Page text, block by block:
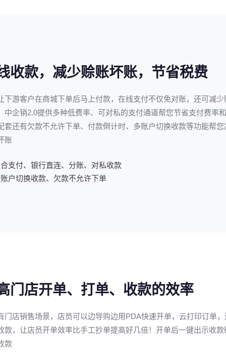
收款，减少赊账坏账，节省税费
下游客户在商城下单后马上付款，在线支付不仅免对账，还可减少
中企销2.0提供多种低费率、可对私的支付通道帮您节省支付费率
套还有欠款不允许下单、付款倒计时、多账户切换收款等功能帮您
账
支付、银行直连、分账、对私收款
户切换收款、欠款不允许下单
门店开单、打单、收款的效率
门店销售场景，店员可以边导购边用PDA快速开单，云打印订单
款，让店员开单效率比手工抄单提高好几倍！开单后一键出示收款
款